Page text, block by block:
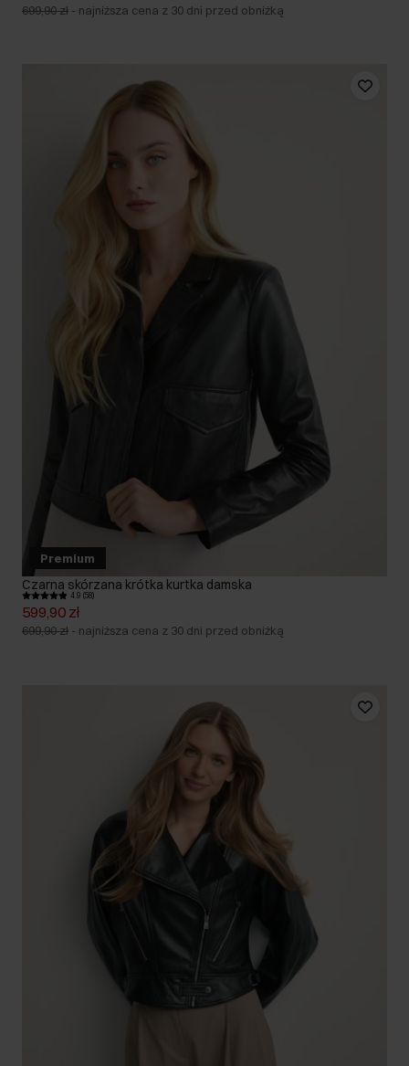
699,90 zł - najniższa cena z 30 dni przed obniżką
Premium
Czarna skórzana krótka kurtka damska
4.9 (58)
599,90 zł
699,90 zł - najniższa cena z 30 dni przed obniżką